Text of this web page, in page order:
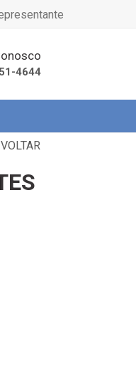
4644
VOLTAR